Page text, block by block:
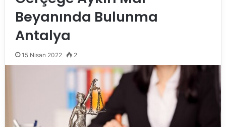
Beyanında Bulunma
Antalya
15 Nisan 2022 2